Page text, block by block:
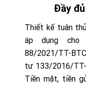
Đầy
Thiết kế tuân
áp dụng cho
88/2021/TT-
tư 133/2016/TT-
Tiền mặt, tiền